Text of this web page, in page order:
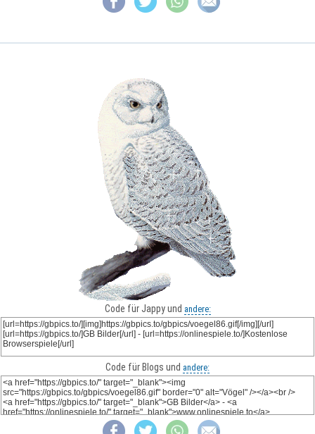
Code für Jappy und andere:
Code für Blogs und andere: